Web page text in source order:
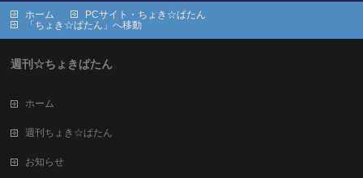
ホーム
PCサイト・ちょき☆ぱたん
「ちょき☆ぱたん」へ移動
週刊☆ちょきぱたん
ホーム
週刊ちょき☆ぱたん
お知らせ